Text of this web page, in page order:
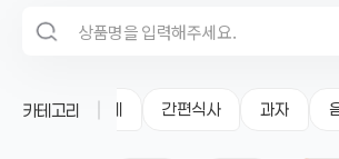
검색 영역
카테고리 전체 간편식사 과자